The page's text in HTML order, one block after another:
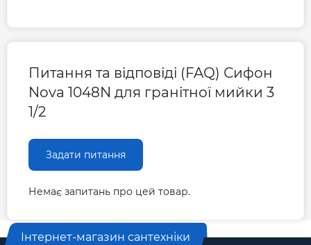
Питання та відповіді (FAQ) Сифон
Nova 1048N для гранітної мийки 3
1/2
Задати питання
Немає запитань про цей товар.
Інтернет-магазин сантехніки